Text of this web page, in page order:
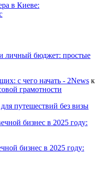
в Киеве:
личный бюджет: простые
с чего начать - 2News к
грамотности
путешествий без визы
бизнес в 2025 году:
бизнес в 2025 году: